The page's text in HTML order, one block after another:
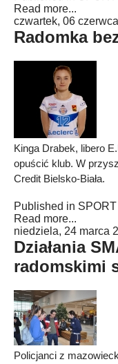
Read more...
czwartek, 06
Radomka
Kinga Drabek, libero
opuścić klub. W
Credit Bielsko-Biała.
Published in SPORT
Read more...
niedziela, 24 marca
Działania
radomskimi
Policjanci z